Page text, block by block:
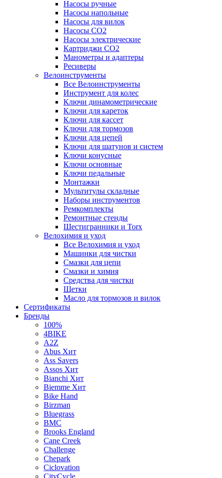
Насосы ручные
Насосы напольные
Насосы для вилок
Насосы CO2
Насосы электрические
Картриджи CO2
Манометры и адаптеры
Ресиверы
Велоинструменты
Все Велоинструменты
Инструмент для колес
Ключи динамометрические
Ключи для кареток
Ключи для кассет
Ключи для тормозов
Ключи для цепей
Ключи для шатунов и систем
Ключи конусные
Ключи основные
Ключи педальные
Монтажки
Мультитулы складные
Наборы инструментов
Ремкомплекты
Ремонтные стенды
Шестигранники и Torx
Велохимия и уход
Все Велохимия и уход
Машинки для чистки
Смазки для цепи
Смазки и химия
Средства для чистки
Щетки
Масло для тормозов и вилок
Сертификаты
Бренды
100%
4BIKE
A2Z
Abus Хит
Ass Savers
Assos Хит
Bianchi Хит
Biemme Хит
Bike Hand
Birzman
Bluegrass
BMC
Brooks England
Cane Creek
Challenge
Chepark
Ciclovation
CityCycle